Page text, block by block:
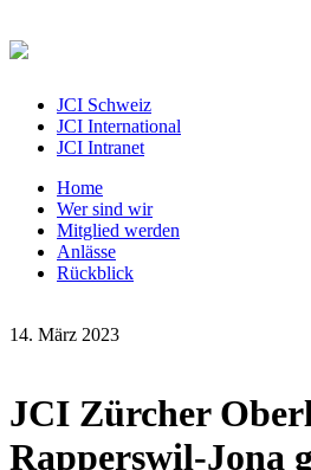
JCI Schweiz
JCI International
JCI Intranet
Home
Wer sind wir
Mitglied werden
Anlässe
Rückblick
14. März 2023
JCI Zürcher
Rapperswil-Jona